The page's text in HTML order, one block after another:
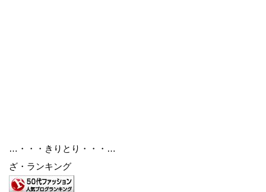
…・・・きりとり・・・…
ざ・ランキング